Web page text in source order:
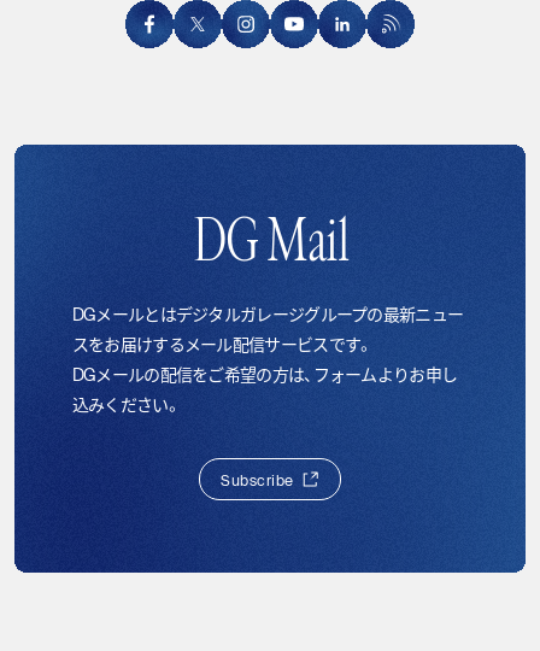
DG Mail
DGメールとはデジタルガレージグループの最新ニュー
スをお届けするメール配信サービスです。
DGメールの配信をご希望の方は、フォームよりお申し
込みください。
Subscribe
Subscribe